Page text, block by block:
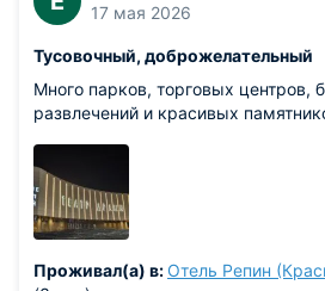
17 мая 2026
Тусовочный, доброжелательный
Много парков, торговых центров,
развлечений и красивых
Проживал(а) в: Отель Репин